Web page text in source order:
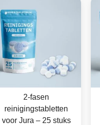
2-fasen
reinigingstabletten
voor Jura – 25 stuks